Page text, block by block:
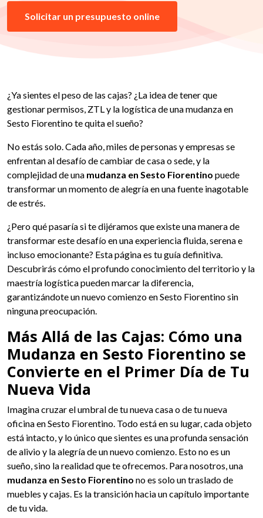
Solicitar un presupuesto online
¿Ya sientes el peso de las cajas? ¿La idea de tener que
gestionar permisos, ZTL y la logística de una mudanza en
Sesto Fiorentino te quita el sueño?
No estás solo. Cada año, miles de personas y empresas se
enfrentan al desafío de cambiar de casa o sede, y la
complejidad de una mudanza en Sesto Fiorentino puede
transformar un momento de alegría en una fuente inagotable
de estrés.
¿Pero qué pasaría si te dijéramos que existe una manera de
transformar este desafío en una experiencia fluida, serena e
incluso emocionante? Esta página es tu guía definitiva.
Descubrirás cómo el profundo conocimiento del territorio y la
maestría logística pueden marcar la diferencia,
garantizándote un nuevo comienzo en Sesto Fiorentino sin
ninguna preocupación.
Más Allá de las Cajas: Cómo una
Mudanza en Sesto Fiorentino se
Convierte en el Primer Día de Tu
Nueva Vida
Imagina cruzar el umbral de tu nueva casa o de tu nueva
oficina en Sesto Fiorentino. Todo está en su lugar, cada objeto
está intacto, y lo único que sientes es una profunda sensación
de alivio y la alegría de un nuevo comienzo. Esto no es un
sueño, sino la realidad que te ofrecemos. Para nosotros, una
mudanza en Sesto Fiorentino no es solo un traslado de
muebles y cajas. Es la transición hacia un capítulo importante
de tu vida.